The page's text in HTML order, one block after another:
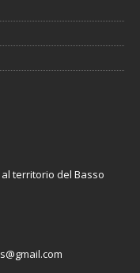
territorio del Basso